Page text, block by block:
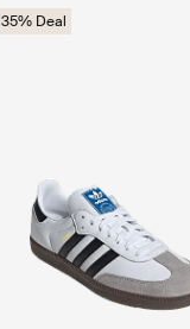
35% Deal